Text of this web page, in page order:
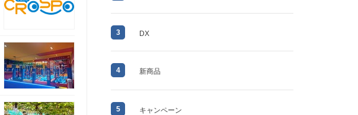
3 DX
4 新商品
5 キャンペーン